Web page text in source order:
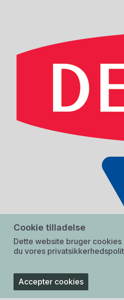
Cookie tilladelse
Dette website bruger
du vores
Accepter cookies